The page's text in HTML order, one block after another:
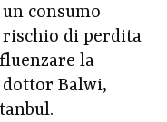
consumo
rischio di perdita
la
Balwi,